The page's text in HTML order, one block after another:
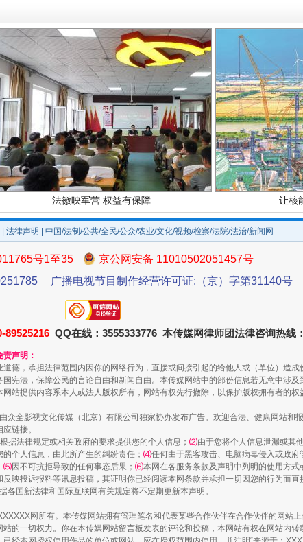
事故致5死1伤，四
法徽映军营 权益有保障 让核
一批国家标准开始实施 从数
法律声明 | 中国/法制/公共/全民/公众/农业/文化/视频/检察/法院/法治/新闻网
号1至35
京公网安备 11010502051457号
广播电视节目制作经营许可证:（京）字第31140号
89525216 QQ在线：3555333776 本传媒网律师团法律咨询热线：
声明：
德，承担法律范围内因你的网络行为，直接或间接引起的给他人或（单位）造
宪法，保障公民的言论自由和新闻自由。本传媒网站中的部份信息若无意中涉
站提供内容系本人或法人版权所有，网站有权先行撤除，以保护版权拥有者的
众全影视文化传媒（北京）有限公司独家协办发布广告。欢迎合法、健康网站和
链接。
据法律规定或相关政府的要求提供您的个人信息； ⑵由于您将个人信息泄漏或其
个人信息，由此所产生的纠纷责任； ⑷任何由于黑客攻击、电脑病毒侵入或政府
⑸因不可抗拒导致的任何事态后果； ⑹本网在各服务条款及声明中列明的使用方式
映投诉报料等讯息投稿，其证明你已经阅读本网条款并承担一切因您的行为而
国新法律和国际互联网有关规定将不定期更新本声明。
网所有。本传媒网站拥有管理笔名和代表某些合作伙伴在合作伙伴的网站
的一切权力。你在本传媒网站留言板发表的评论和投稿，本网站有权在网站内